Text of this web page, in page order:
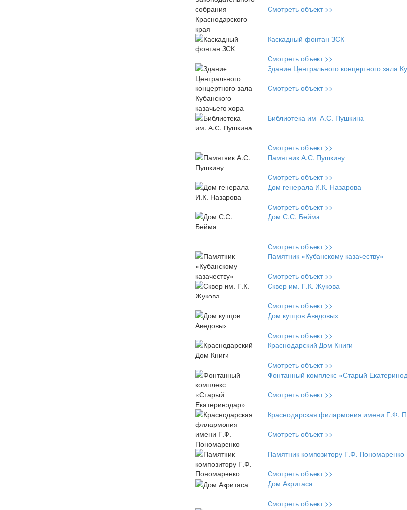
Смотреть объект >>
Каскадный фонтан ЗСК
Смотреть объект >>
Здание Центрального концертного зала
Смотреть объект >>
Библиотека им. А.С. Пушкина
Смотреть объект >>
Памятник А.С. Пушкину
Смотреть объект >>
Дом генерала И.К. Назарова
Смотреть объект >>
Дом С.С. Бейма
Смотреть объект >>
Памятник «Кубанскому казачеству»
Смотреть объект >>
Сквер им. Г.К. Жукова
Смотреть объект >>
Дом купцов Аведовых
Смотреть объект >>
Краснодарский Дом Книги
Смотреть объект >>
Фонтанный комплекс «Старый
Смотреть объект >>
Краснодарская филармония имени Г.Ф.
Смотреть объект >>
Памятник композитору Г.Ф. Пономаренко
Смотреть объект >>
Дом Акритаса
Смотреть объект >>